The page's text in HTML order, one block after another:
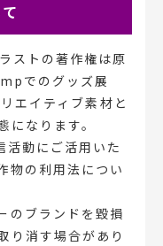
ストの著作権は原
でのグッズ展
エイティブ素材と
になります。
動にご活用いた
物の利用法につい
のブランドを毀損
り消す場合があり